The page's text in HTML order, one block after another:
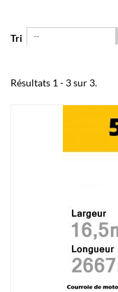
Tri --
Résultats 1 - 3 sur 3.